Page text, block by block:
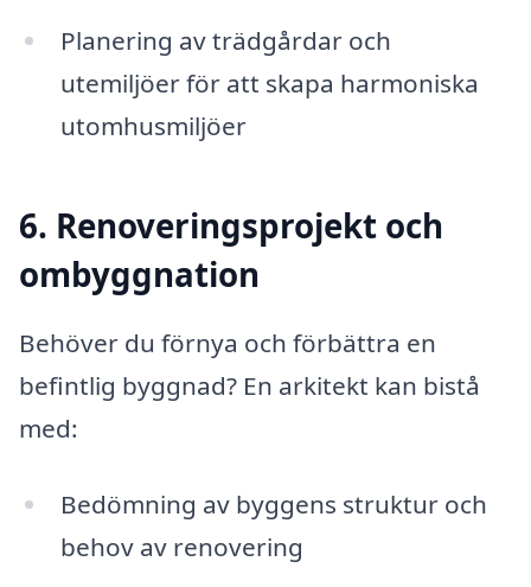
Planering av trädgårdar och
utemiljöer för att skapa harmoniska
utomhusmiljöer
6. Renoveringsprojekt och
ombyggnation
Behöver du förnya och förbättra en
befintlig byggnad? En arkitekt kan bistå
med:
Bedömning av byggens struktur och
behov av renovering